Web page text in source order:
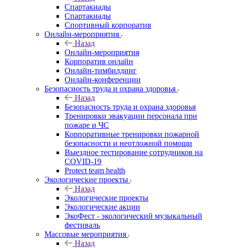
Спартакиады
Спартакиады
Спортивный корпоратив
Онлайн-мероприятия
Назад
Онлайн-мероприятия
Корпоратив онлайн
Онлайн-тимбилдинг
Онлайн-конференции
Безопасность труда и охрана здоровья
Назад
Безопасность труда и охрана здоровья
Тренировки эвакуации персонала при
пожаре и ЧС
Корпоративные тренировки пожарной
безопасности и неотложной помощи
Выездное тестирование сотрудников на
COVID-19
Protect team health
Экологические проекты
Назад
Экологические проекты
Экологические акции
ЭкоФест - экологический музыкальный
фестиваль
Массовые мероприятия
Назад